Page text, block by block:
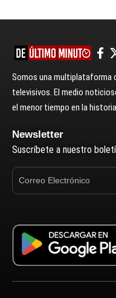
Somos una multiplataforma
televisivos. El medio
el menor tiempo en la
Newsletter
Suscríbete a nuestro